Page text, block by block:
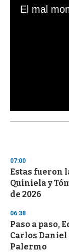
s
d
s
o
f
3
s
e
c
o
n
07:00
Estas fueron
Quiniela y
de 2026
06:38
Paso a paso,
Carlos
Palermo